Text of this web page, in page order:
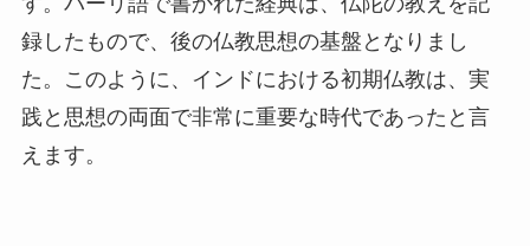
録したもので、後の仏教思想の基盤となりまし
た。このように、インドにおける初期仏教は、実
践と思想の両面で非常に重要な時代であったと言
えます。